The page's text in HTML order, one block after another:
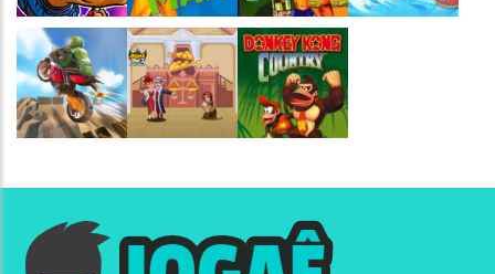
Jogaê Jogaê Jogaê
Jogaê Jogaê Jogaê